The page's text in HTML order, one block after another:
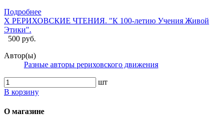
Подробнее
X РЕРИХОВСКИЕ ЧТЕНИЯ. "К 100-летию Учения Живой
Этики".
500 руб.
Автор(ы)
Разные авторы рериховского движения
шт
В корзину
О магазине